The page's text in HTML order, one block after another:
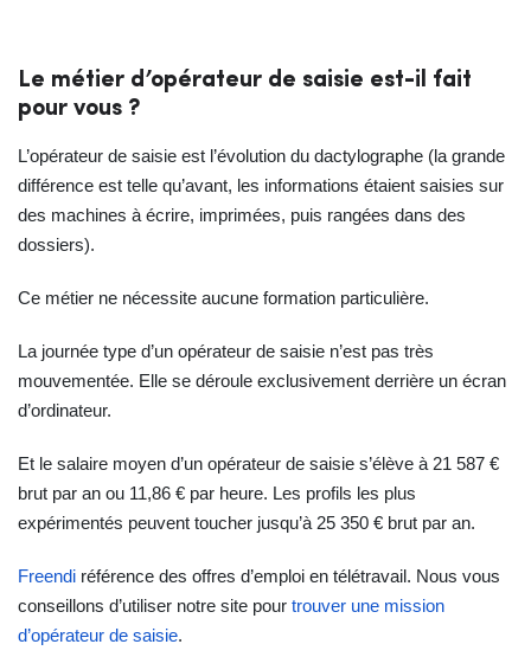
Le métier d’opérateur de saisie est-il fait
pour vous ?
L’opérateur de saisie est l’évolution du dactylographe (la grande
différence est telle qu’avant, les informations étaient saisies sur
des machines à écrire, imprimées, puis rangées dans des
dossiers).
Ce métier ne nécessite aucune formation particulière.
La journée type d’un opérateur de saisie n’est pas très
mouvementée. Elle se déroule exclusivement derrière un écran
d’ordinateur.
Et le salaire moyen d’un opérateur de saisie s’élève à 21 587 €
brut par an ou 11,86 € par heure. Les profils les plus
expérimentés peuvent toucher jusqu’à 25 350 € brut par an.
Freendi référence des offres d’emploi en télétravail. Nous vous
conseillons d’utiliser notre site pour trouver une mission
d’opérateur de saisie.